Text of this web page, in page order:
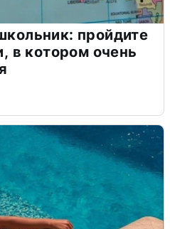
пройдите
в котором очень